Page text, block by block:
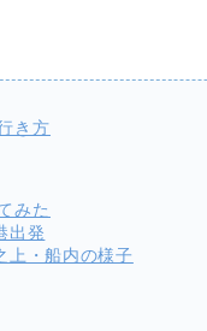
き方
みた
出発
上・船内の様子